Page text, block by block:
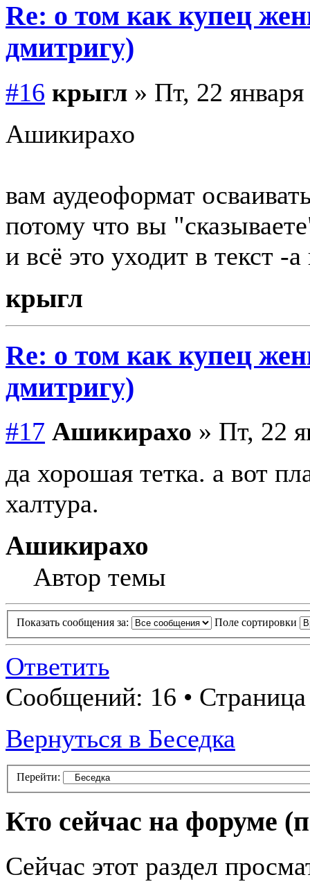
Re: о том как купец
дмитригу)
#16 крыгл » Пт, 22
Ашикирахо
вам аудеоформат
потому что вы
и всё это уходит в текст -
крыгл
Re: о том как купец
дмитригу)
#17 Ашикирахо » Пт, 22
да хорошая тетка. а вот
халтура.
Ашикирахо
Автор темы
Показать сообщения за: Поле сортировки
Ответить
Сообщений: 16 • Страница
Вернуться в Беседка
Перейти:
Кто сейчас на форуме
Сейчас этот раздел